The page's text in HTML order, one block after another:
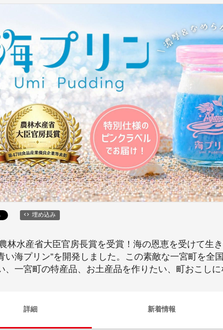
埋め込み
林水産省大臣官房長賞を受賞！海の恩恵を受けて生
い海プリン”を開発しました。この素敵な一宮町を
、一宮町の特産品、お土産品を作りたい、町おこし
詳細 新着情報